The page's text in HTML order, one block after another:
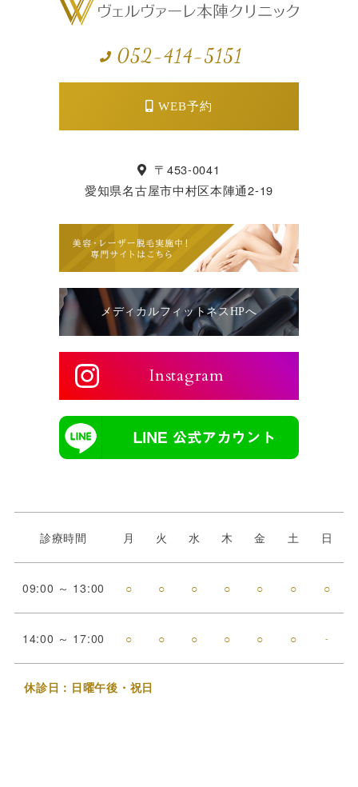
WEB予約
〒453-0041
愛知県名古屋市中村区本陣通2-19
メディカルフィットネスHPへ
Instagram
診療時間 月 火 水 木 金 土 日
09:00 ～ 13:00 ○ ○ ○ ○ ○ ○ ○
14:00 ～ 17:00 ○ ○ ○ ○ ○ ○ -
休診日：日曜午後・祝日